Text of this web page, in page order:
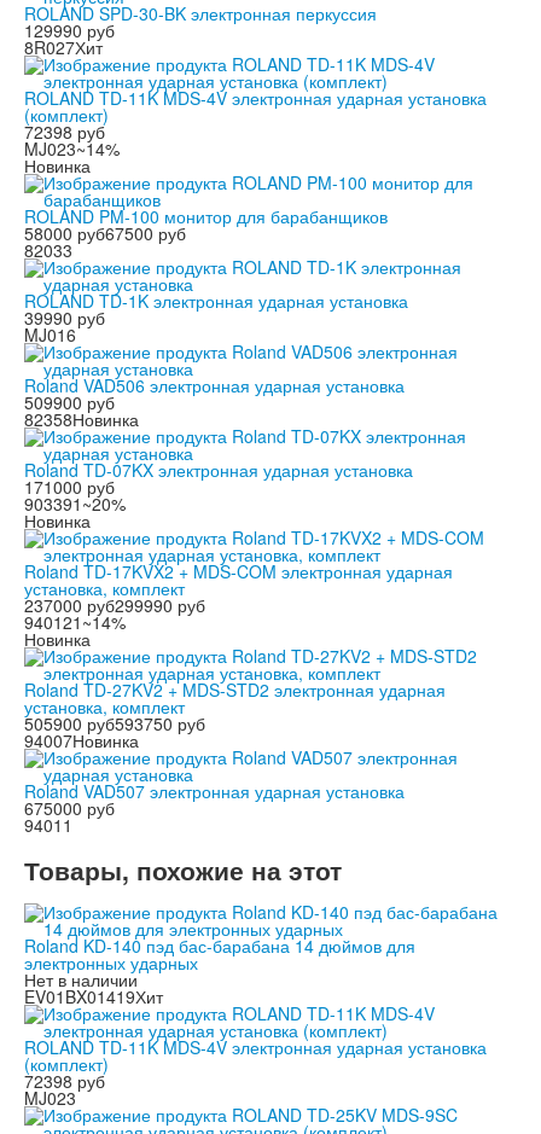
ROLAND SPD-30-BK электронная перкуссия
129990 руб
8R027Хит
ROLAND TD-11K MDS-4V электронная ударная установка
(комплект)
72398 руб
MJ023~14%
Новинка
ROLAND PM-100 монитор для барабанщиков
58000 руб67500 руб
82033
ROLAND TD-1K электронная ударная установка
39990 руб
MJ016
Roland VAD506 электронная ударная установка
509900 руб
82358Новинка
Roland TD-07KX электронная ударная установка
171000 руб
903391 ~20%
Новинка
Roland TD-17KVX2 + MDS-COM электронная ударная
установка, комплект
237000 руб299990 руб
940121 ~14%
Новинка
Roland TD-27KV2 + MDS-STD2 электронная ударная
установка, комплект
505900 руб593750 руб
94007Новинка
Roland VAD507 электронная ударная установка
675000 руб
94011
Товары, похожие на этот
Roland KD-140 пэд бас-барабана 14 дюймов для
электронных ударных
Нет в наличии
EV01BX01419Хит
ROLAND TD-11K MDS-4V электронная ударная установка
(комплект)
72398 руб
MJ023